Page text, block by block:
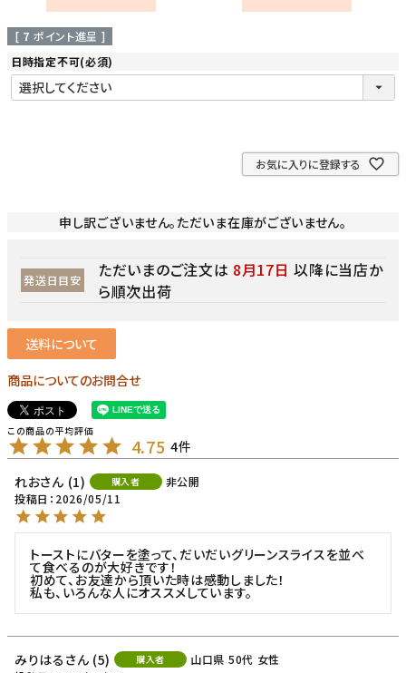
[ 7 ポイント進呈 ]
日時指定不可(必須)
お気に入りに登録する
申し訳ございません。ただいま在庫がございません。
発送日目安 ただいまのご注文は 8月17日 以降に当店か
ら順次出荷
送料について
商品についてのお問合せ
4.75 4
れお
1 購入者
非公開
投稿日
2026/05/11
トーストにバターを塗って、だいだいグリーンスライスを並べ
て食べるのが大好きです！
初めて、お友達から頂いた時は感動しました！
私も、いろんな人にオススメしています。
みりはる 5 購入者 山口県 50代 女性